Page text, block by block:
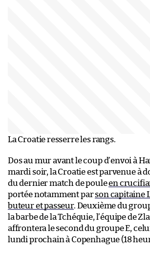
La Croatie resserre les rangs.
Dos au mur avant le coup d’envoi à
mardi soir, la Croatie est parvenue à
du dernier match de pouleen
portée notamment parson capitaine
buteur et passeur. Deuxième du
la barbe de la Tchéquie, l’équipe de
affrontera le second du groupe E,
lundi prochain à Copenhague (18